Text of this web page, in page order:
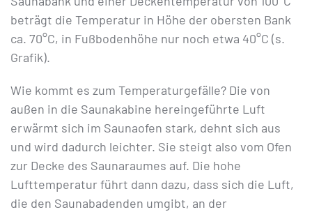
beträgt die Temperatur in Höhe der obersten Bank
ca. 70°C, in Fußbodenhöhe nur noch etwa 40°C (s.
Grafik).
Wie kommt es zum Temperaturgefälle? Die von
außen in die Saunakabine hereingeführte Luft
erwärmt sich im Saunaofen stark, dehnt sich aus
und wird dadurch leichter. Sie steigt also vom Ofen
zur Decke des Saunaraumes auf. Die hohe
Lufttemperatur führt dann dazu, dass sich die Luft,
die den Saunabadenden umgibt, an der